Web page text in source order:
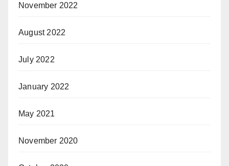
November 2022
August 2022
July 2022
January 2022
May 2021
November 2020